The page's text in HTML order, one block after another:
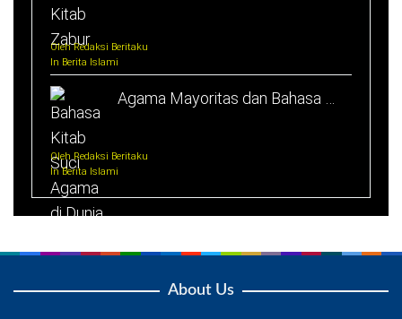
Oleh Redaksi Beritaku
In Berita Islami
Agama Mayoritas dan Bahasa …
Oleh Redaksi Beritaku
In Berita Islami
About Us